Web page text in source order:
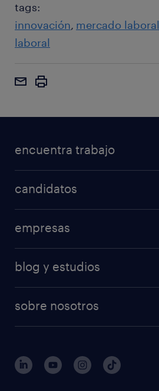
tags:
innovación mercado laboral
laboral
encuentra trabajo
candidatos
empresas
blog y estudios
sobre nosotros